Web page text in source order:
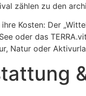
zählen zu den
Kosten: Der
oder das
Natur oder